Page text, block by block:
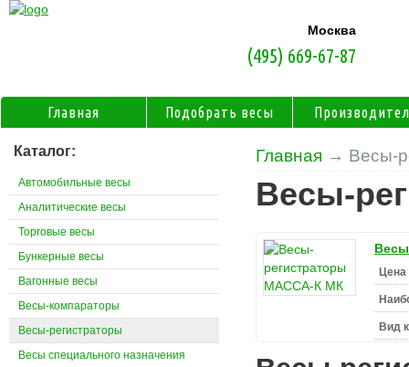
Главная → Весы-
Весы-
Цена
Вид
Каталог:
Автомобильные весы
Аналитические весы
Торговые весы
Бункерные весы
Вагонные весы
Весы-компараторы
Весы-регистраторы
Весы специального назначения
Москва
(495) 669-67-87
Главная Подобрать весы